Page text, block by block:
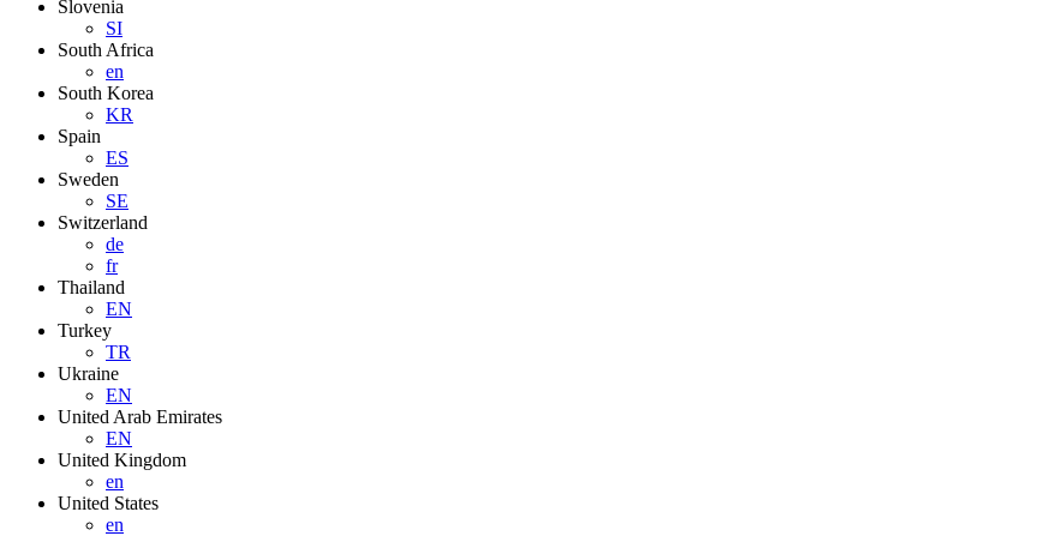
Slovenia
SI
South Africa
en
South Korea
KR
Spain
ES
Sweden
SE
Switzerland
de
fr
Thailand
EN
Turkey
TR
Ukraine
EN
United Arab Emirates
EN
United Kingdom
en
United States
en